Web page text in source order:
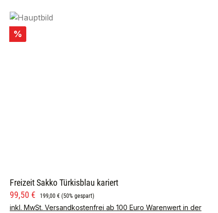
Rabatt
%
Freizeit Sakko Türkisblau kariert
Verkaufspreis:
99,50 € Regulärer Preis:
199,00 € (50% gespart)
inkl. MwSt. Versandkostenfrei ab 100 Euro Warenwert in der